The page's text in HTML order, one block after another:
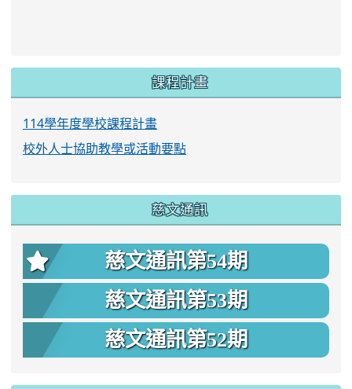
課程計畫
114學年度學校課程計畫
校外人士協助教學或活動要點
慈文通訊
慈文通訊第54期
慈文通訊第53期
慈文通訊第52期